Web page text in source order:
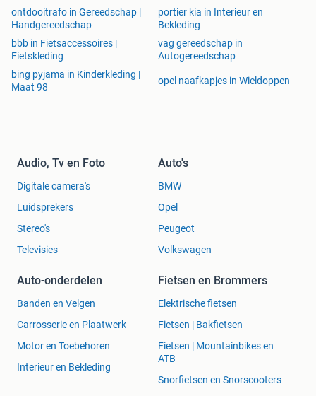
ontdooitrafo in Gereedschap |
Handgereedschap
portier kia in Interieur en
Bekleding
bbb in Fietsaccessoires |
Fietskleding
vag gereedschap in
Autogereedschap
bing pyjama in Kinderkleding |
Maat 98
opel naafkapjes in Wieldoppen
Audio, Tv en Foto
Digitale camera's
Luidsprekers
Stereo's
Televisies
Auto's
BMW
Opel
Peugeot
Volkswagen
Auto-onderdelen
Banden en Velgen
Carrosserie en Plaatwerk
Motor en Toebehoren
Interieur en Bekleding
Fietsen en Brommers
Elektrische fietsen
Fietsen | Bakfietsen
Fietsen | Mountainbikes en
ATB
Snorfietsen en Snorscooters